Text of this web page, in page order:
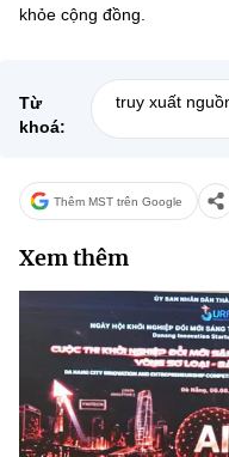
khỏe cộng đồng.
Từ
khoá:
truy xuất
Thêm MST trên Google
Xem thêm